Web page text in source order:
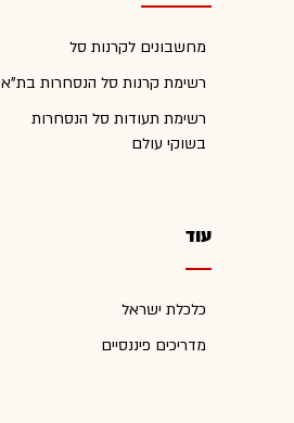
מחשבונים לקרנות סל
רשימת קרנות סל הנסחרות בת"א
רשימת תעודות סל הנסחרות
בשוקי עולם
עוד
כלכלת ישראל
מדריכים פיננסיים